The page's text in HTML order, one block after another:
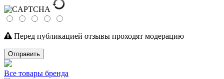
Перед публикацией отзывы проходят модерацию
Отправить
Все товары бренда